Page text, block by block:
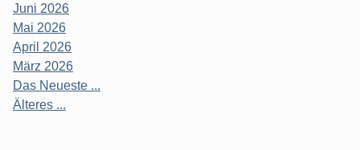
Juni 2026
Mai 2026
April 2026
März 2026
Das Neueste ...
Älteres ...